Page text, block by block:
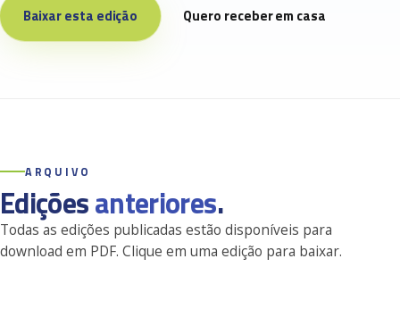
Baixar esta edição Quero receber em casa
ARQUIVO
Ediçõesanteriores.
Todas as edições publicadas estão disponíveis para
download em PDF. Clique em uma edição para baixar.